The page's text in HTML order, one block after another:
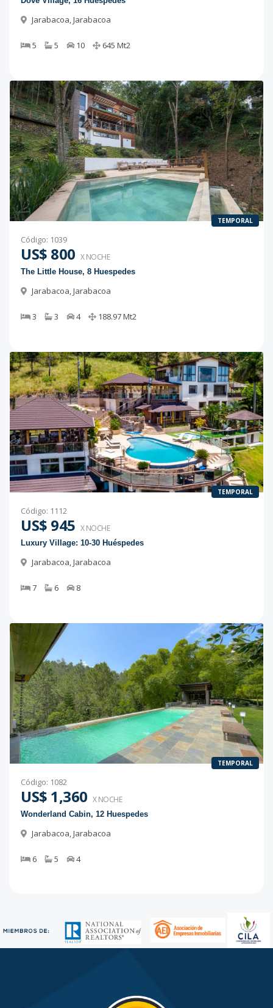
Jarabacoa,Jarabacoa
5 5 10 645 Mt2
TEMPORAL
Código: 1039
US$ 800 X NOCHE
The Little House, 8 Huespedes
Jarabacoa,Jarabacoa
3 3 4 188.97Mt2
TEMPORAL
Código: 1112
US$ 945 X NOCHE
Luxury Village: 10-30 Huéspedes
Jarabacoa,Jarabacoa
7 6 8
TEMPORAL
Código: 1082
US$ 1,360 X NOCHE
Wonderland Cabin, 12 Huespedes
Jarabacoa,Jarabacoa
6 5 4